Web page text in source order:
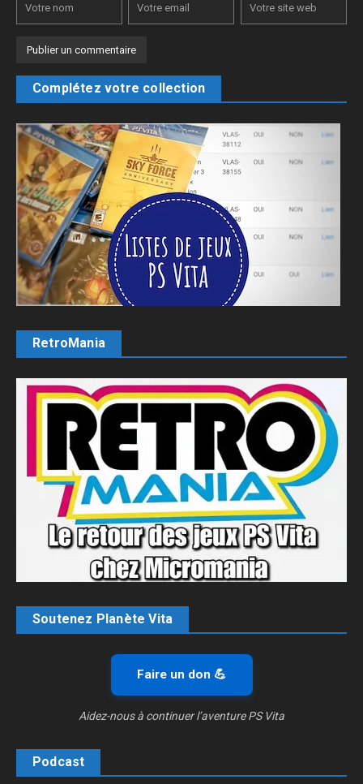
Complétez votre collection
RetroMania
Soutenez Planète Vita
Faire un don 💪
Aidez-nous à continuer l’aventure PS Vita
Podcast